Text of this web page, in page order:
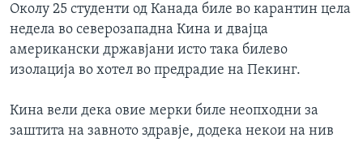
Околу 25 студенти од Канада биле во карантин цела
недела во северозападна Кина и двајца
американски државјани исто така билево
изолација во хотел во предрадие на Пекинг.
Кина вели дека овие мерки биле неопходни за
заштита на завното здравје, додека некои на нив